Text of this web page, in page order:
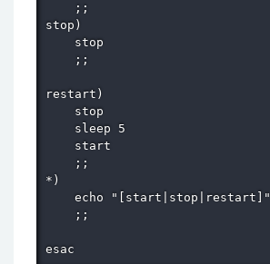
    ;;
stop)
    stop
    ;;
restart)
    stop
    sleep 5
    start
    ;;
*)
    echo "[start|stop|restart]"
    ;;
esac